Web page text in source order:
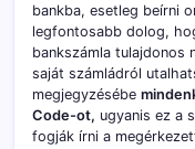
bankba, esetleg beírni
legfontosabb dolog,
bankszámla tulajdonos
saját számládról
megjegyzésébe
Code-ot, ugyanis ez a
fogják írni a